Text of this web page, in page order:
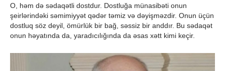
O, həm də sədaqətli dostdur. Dostluğa münasibəti onun
şeirlərindəki səmimiyyət qədər təmiz və dəyişməzdir. Onun üçün
dostluq söz deyil, ömürlük bir bağ, səssiz bir anddır. Bu sədaqət
onun həyatında da, yaradıcılığında da əsas xətt kimi keçir.